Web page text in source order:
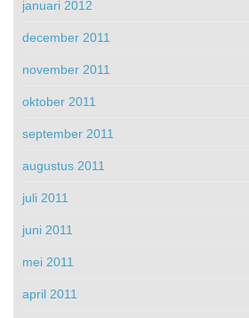
januari 2012
december 2011
november 2011
oktober 2011
september 2011
augustus 2011
juli 2011
juni 2011
mei 2011
april 2011